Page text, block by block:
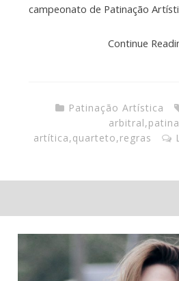
campeonato de Patinação
Continue
Patinação Artística
arbitral,
artítica,quarteto,regras